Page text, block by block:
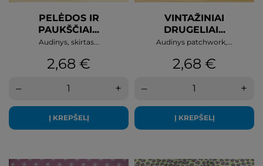
PELĖDOS IR
PAUKŠČIAI...
Audinys, skirtas...
Kaina
2,68 €
– +
Į KREPŠELĮ
VINTAŽINIAI
DRUGELIAI...
Audinys patchwork,...
Kaina
2,68 €
– +
Į KREPŠELĮ